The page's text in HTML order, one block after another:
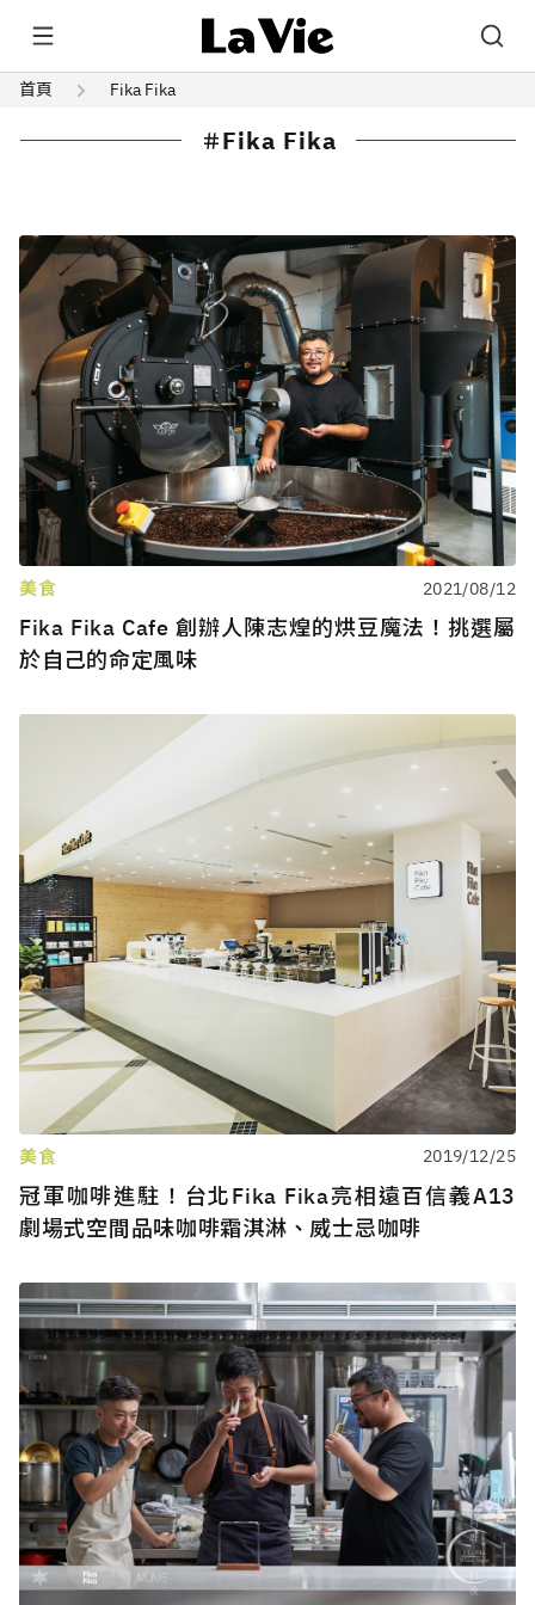
首頁 Fika Fika
Fika Fika
美食 2021/08/12
Fika Fika Cafe 創辦人陳志煌的烘豆魔法！挑選屬
於自己的命定風味
美食 2019/12/25
冠軍咖啡進駐！台北Fika Fika亮相遠百信義A13
劇場式空間品味咖啡霜淇淋、威士忌咖啡